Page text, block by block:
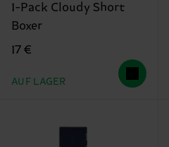
1-Pack Cloudy Short
Boxer
17 €
AUF LAGER